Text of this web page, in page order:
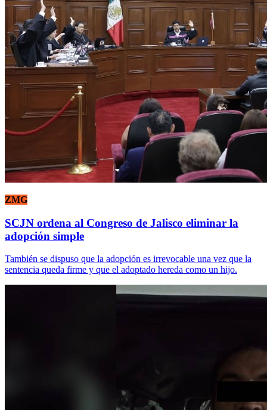
ZMG
SCJN ordena al Congreso de Jalisco eliminar la
adopción simple
También se dispuso que la adopción es irrevocable una vez que la
sentencia queda firme y que el adoptado hereda como un hijo.